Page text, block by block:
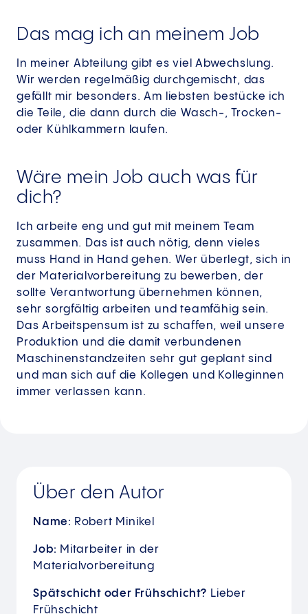
Das mag ich an meinem Job
In meiner Abteilung gibt es viel Abwechslung.
Wir werden regelmäßig durchgemischt, das
gefällt mir besonders. Am liebsten bestücke ich
die Teile, die dann durch die Wasch-, Trocken-
oder Kühlkammern laufen.
Wäre mein Job auch was für
dich?
Ich arbeite eng und gut mit meinem Team
zusammen. Das ist auch nötig, denn vieles
muss Hand in Hand gehen. Wer überlegt, sich in
der Materialvorbereitung zu bewerben, der
sollte Verantwortung übernehmen können,
sehr sorgfältig arbeiten und teamfähig sein.
Das Arbeitspensum ist zu schaffen, weil unsere
Produktion und die damit verbundenen
Maschinenstandzeiten sehr gut geplant sind
und man sich auf die Kollegen und Kolleginnen
immer verlassen kann.
Über den Autor
Name: Robert Minikel
Job: Mitarbeiter in der
Materialvorbereitung
Spätschicht oder Frühschicht? Lieber
Frühschicht